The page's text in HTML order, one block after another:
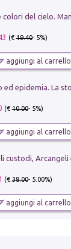
(€19.40- 5%)
aggiungi al carrello
(€10.00- 5%)
aggiungi al carrello
custodi, Arcangeli
(€38.00- 5.00%)
aggiungi al carrello